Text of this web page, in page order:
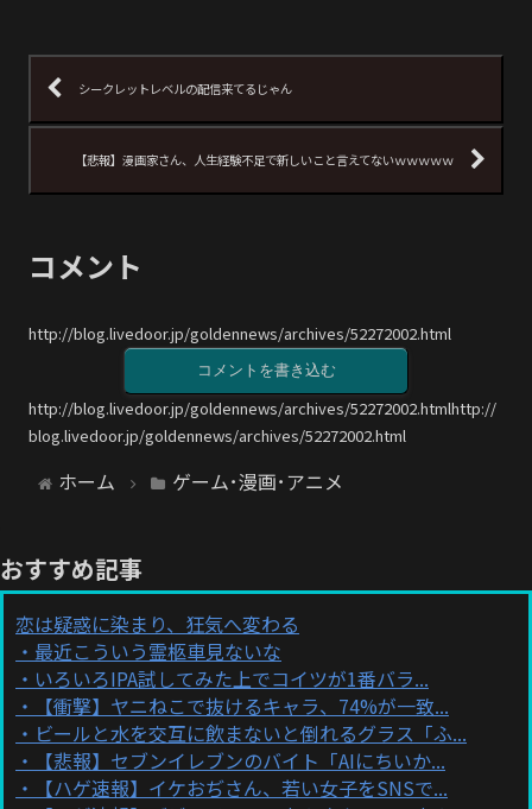
シークレットレベルの配信来てるじゃん
【悲報】漫画家さん、人生経験不足で新しいこと言えてないｗｗｗｗｗ
コメント
http://blog.livedoor.jp/goldennews/archives/52272002.html
コメントを書き込む
http://blog.livedoor.jp/goldennews/archives/52272002.htmlhttp://
blog.livedoor.jp/goldennews/archives/52272002.html
ホーム ゲーム･漫画･アニメ
おすすめ記事
恋は疑惑に染まり、狂気へ変わる
最近こういう霊柩車見ないな
いろいろIPA試してみた上でコイツが1番バラ...
【衝撃】ヤニねこで抜けるキャラ、74%が一致...
ビールと水を交互に飲まないと倒れるグラス「ふ...
【悲報】セブンイレブンのバイト「AIにちいか...
【ハゲ速報】イケおぢさん、若い女子をSNSで...